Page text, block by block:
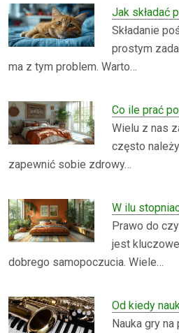
Jak składać
Składanie
prostym
ma z tym problem. Warto…
Co ile prać
Wielu z nas
często
zapewnić sobie zdrowy…
W ilu
Prawo do
jest
dobrego samopoczucia. Wiele…
Od kiedy
Nauka gry